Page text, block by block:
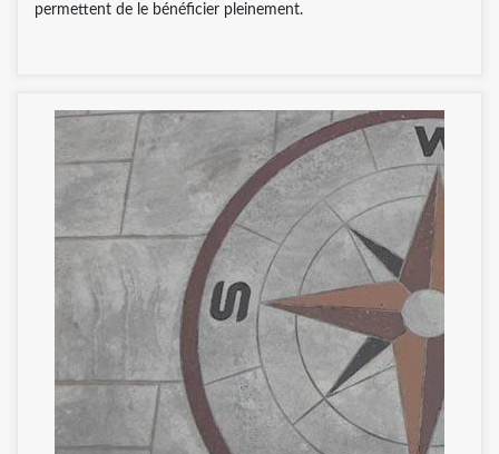
permettent de le bénéficier pleinement.